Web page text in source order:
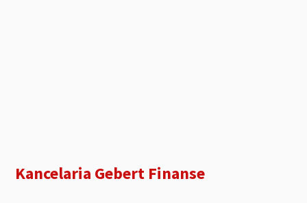
Kancelaria Gebert Finanse